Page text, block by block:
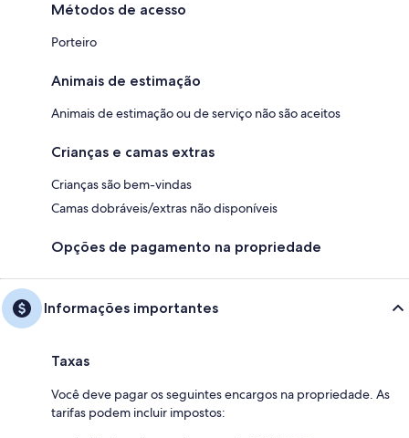
Métodos de acesso
Porteiro
Animais de estimação
Animais de estimação ou de serviço não são aceitos
Crianças e camas extras
Crianças são bem-vindas
Camas dobráveis/extras não disponíveis
Opções de pagamento na propriedade
Informações importantes
Taxas
Você deve pagar os seguintes encargos na propriedade. As
tarifas podem incluir impostos: